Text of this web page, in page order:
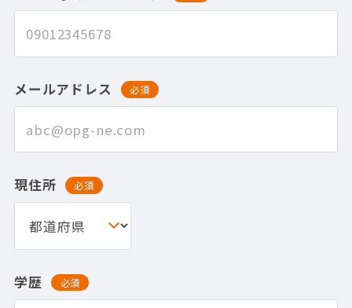
メールアドレス 必須
現住所 必須
学歴 必須